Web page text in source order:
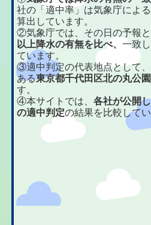
社の「適中率」は気象庁によ
算出しています。
②気象庁では、その日の予報
以上降水の有無を比べ、一致
ています。
③適中判定の代表地点として
ある東京都千代田区北の丸公園
す。
④本サイトでは、各社が公開
の適中判定の結果を比較してい